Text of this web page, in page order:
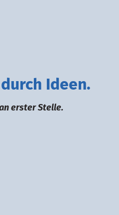
deen.
erster Stelle.